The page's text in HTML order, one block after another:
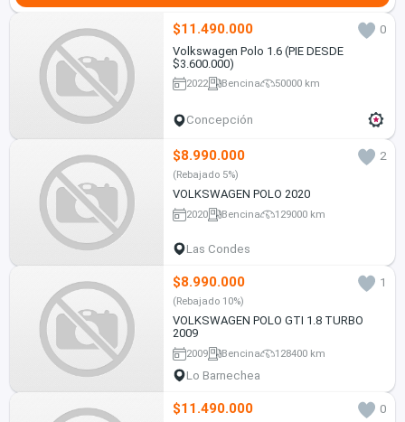
$11.490.000
0
Volkswagen Polo 1.6 (PIE DESDE
$3.600.000)
2022 Bencina 50000 km
Concepción
$8.990.000 2
(Rebajado 5%)
VOLKSWAGEN POLO 2020
2020 Bencina 129000 km
Las Condes
$8.990.000 1
(Rebajado 10%)
VOLKSWAGEN POLO GTI 1.8 TURBO
2009
2009 Bencina 128400 km
Lo Barnechea
$11.490.000
0